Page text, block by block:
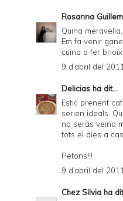
Rosanna Guillem
Quina
Em fa venir
cuina a fer
9 d’abril del
Delicias ha dit...
Estic prenent
serien ideals.
no seràs veïna
tots el dies a
Petons!!!
9 d’abril del
Chez Silvia ha